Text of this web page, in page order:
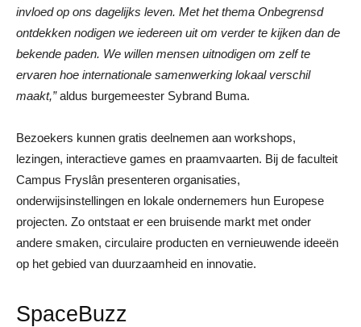
invloed op ons dagelijks leven. Met het thema Onbegrensd
ontdekken nodigen we iedereen uit om verder te kijken dan de
bekende paden. We willen mensen uitnodigen om zelf te
ervaren hoe internationale samenwerking lokaal verschil
maakt,”aldus burgemeester Sybrand Buma.
Bezoekers kunnen gratis deelnemen aan workshops,
lezingen, interactieve games en praamvaarten. Bij de faculteit
Campus Fryslân presenteren organisaties,
onderwijsinstellingen en lokale ondernemers hun Europese
projecten. Zo ontstaat er een bruisende markt met onder
andere smaken, circulaire producten en vernieuwende ideeën
op het gebied van duurzaamheid en innovatie.
SpaceBuzz